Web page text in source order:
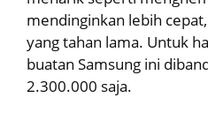
mendinginkan lebih
yang tahan lama. Untuk
buatan Samsung ini
2.300.000 saja.